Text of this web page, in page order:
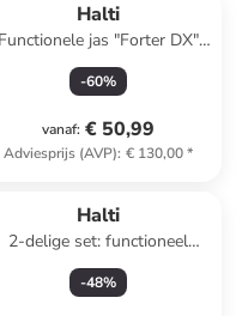
Halti
Functionele jas "Forter DX"
groen
-60%
vanaf: € 50,99
Adviesprijs (AVP): € 130,00*
Halti
2-delige set: functioneel
ondergoed "Avion" zwart
-48%